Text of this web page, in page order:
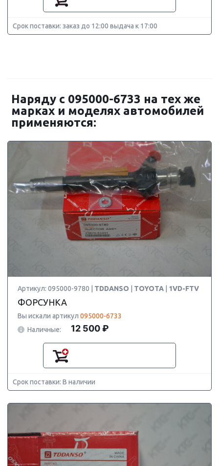
Срок поставки: заказ до 12:00 выдача к 17:00
Наряду с 095000-6733 на тех же
марках и моделях автомобилей
применяются:
Артикул: 095000-9780 | TDDANSO TOYOTA 1VD-FTV
ФОРСУНКА
Вы искали артикул 095000-6733
Наличные:
12 500 ₽
Срок поставки: В наличии